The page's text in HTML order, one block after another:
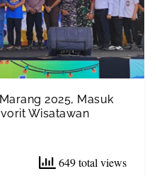
2025, Masuk
Wisatawan
649 total views